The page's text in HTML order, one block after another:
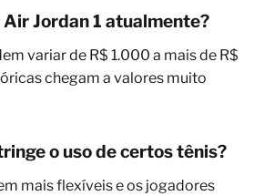
Jordan 1 atualmente?
variar de R$ 1.000 a mais de R$
chegam a valores muito
o uso de certos tênis?
mais flexíveis e os jogadores